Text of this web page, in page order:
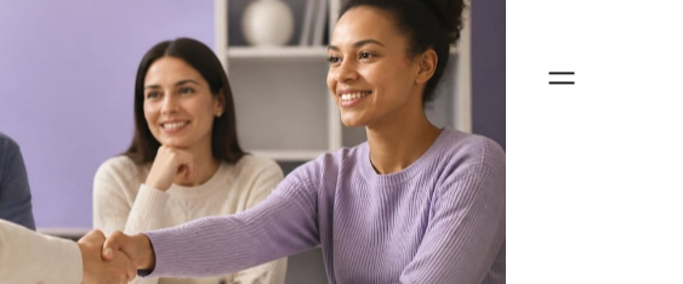
BRANCHES
Bouw Productie
Transport Logistiek Automotive
Voor kandidatenOver ons SuccesverhalenVacatures Contact